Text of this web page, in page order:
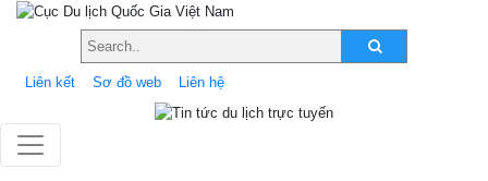
Liên kết Sơ đồ web Liên hệ